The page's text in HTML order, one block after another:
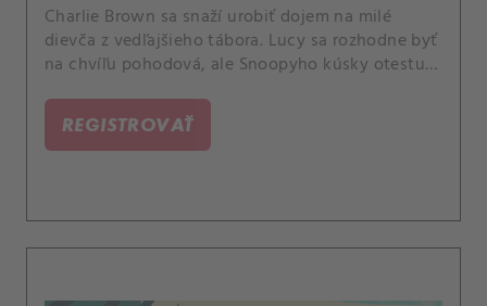
Charlie Brown sa snaží urobiť dojem na milé
dievča z vedľajšieho tábora. Lucy sa rozhodne byť
na chvíľu pohodová, ale Snoopyho kúsky otestujú
REGISTROVAŤ